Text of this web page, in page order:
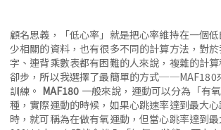
顧名思義，「低心率」就是把心率維持在一個
少相關的資料，也有很多不同的計算方法，對
字、連背乘數表都有困難的人來說，複雜的計
卻步，所以我選擇了最簡單的方式──MAF180
訓練。 MAF180 一般來說，運動可以分為「有
種，實際運動的時候，如果心跳速率達到最大
時，就可稱為在做有氧運動，但當心跳率達到